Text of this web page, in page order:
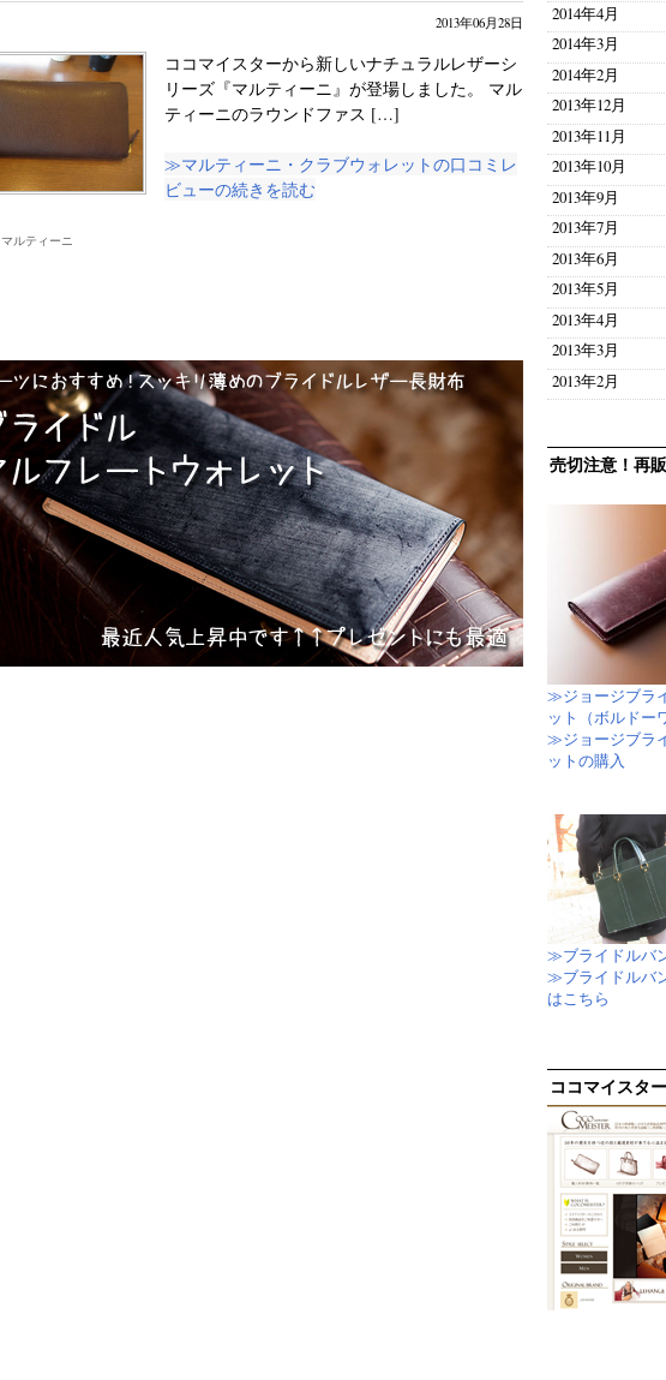
2013年06月28日
ココマイスターから新しいナチュラルレザーシ
リーズ『マルティーニ』が登場しました。 マル
ティーニのラウンドファス […]
≫マルティーニ・クラブウォレットの口コミレ
ビューの続きを読む
マルティーニ
2014年4月
2014年3月
2014年2月
2013年12月
2013年11月
2013年10月
2013年9月
2013年7月
2013年6月
2013年5月
2013年4月
2013年3月
2013年2月
売切注意！再
≫ジョージブラ
ット（ボルドー
≫ジョージブラ
ットの購入
≫ブライドルバ
≫ブライドルバ
はこちら
ココマイスタ